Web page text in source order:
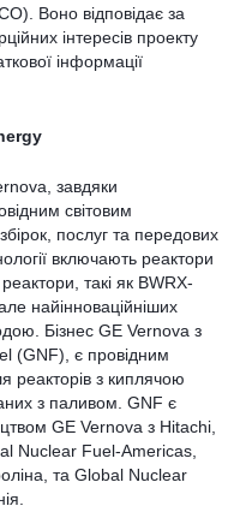
Воно відповідає за
інтересів проекту
інформації
завдяки
світовим
послуг та передових
включають реактори
такі як BWRX-
найінноваційніших
Бізнес GE Vernova з
(GNF), є провідним
реакторів з киплячою
з паливом. GNF є
GE Vernova з Hitachi,
Nuclear Fuel-Americas,
та Global Nuclear